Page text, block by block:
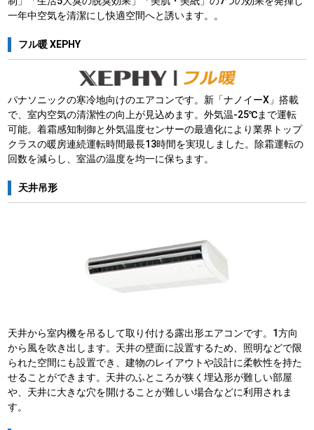
一年中空気を清潔にし快適空間へと誘います。。
フル暖 XEPHY
パナソニックの寒冷地向けのエアコンです。新「ナノイーX」搭載
で、室内空気の清潔性の向上が見込めます。外気温-25℃まで運転
可能。着霜感知制御と外気温度センサーの最適化により業界トップ
クラスの暖房連続運転時間最長13時間を実現しました。除霜運転の
回数を減らし、室温の温度を均一に保ちます。
天井吊形
天井から室内機を吊るして取り付ける露出形エアコンです。1方向
から風を吹き出します。天井の壁面に設置するため、照明などで限
られた空間にも設置でき、建物のレイアウトや設計に柔軟性を持た
せることができます。天井のふところが狭く埋込形が難しい部屋
や、天井に大きな穴を開けることが難しい場合などに利用されま
す。